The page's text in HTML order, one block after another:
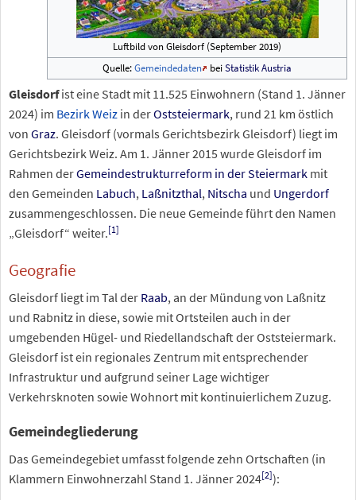
Luftbild von Gleisdorf (September 2019)
Quelle:Gemeindedaten beiStatistik Austria
Gleisdorfist eine Stadt mit 11.525 Einwohnern (Stand 1. Jänner
2024) im Bezirk Weiz in derOststeiermark, rund 21 km östlich
von Graz. Gleisdorf (vormals Gerichtsbezirk Gleisdorf) liegt im
Gerichtsbezirk Weiz. Am 1. Jänner 2015 wurde Gleisdorf im
Rahmen derGemeindestrukturreform in der Steiermark mit
den Gemeinden Labuch, Laßnitzthal, Nitscha und Ungerdorf
zusammengeschlossen. Die neue Gemeinde führt den Namen
„Gleisdorf“ weiter.[1]
Geografie
Gleisdorf liegt im Tal der Raab, an der Mündung von Laßnitz
und Rabnitz in diese, sowie mit Ortsteilen auch in der
umgebenden Hügel- und Riedellandschaft der Oststeiermark.
Gleisdorf ist ein regionales Zentrum mit entsprechender
Infrastruktur und aufgrund seiner Lage wichtiger
Verkehrsknoten sowie Wohnort mit kontinuierlichem Zuzug.
Gemeindegliederung
Das Gemeindegebiet umfasst folgende zehn Ortschaften (in
Klammern Einwohnerzahl Stand 1. Jänner 2024[2]):